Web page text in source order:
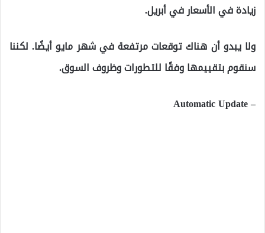
زيادة في الأسعار في أبريل.
ولا يبدو أن هناك توقعات مرتفعة في شهر مايو أيضًا. لكننا
سنقوم بتقييمها وفقًا للتطورات وظروف السوق.
– Automatic Update